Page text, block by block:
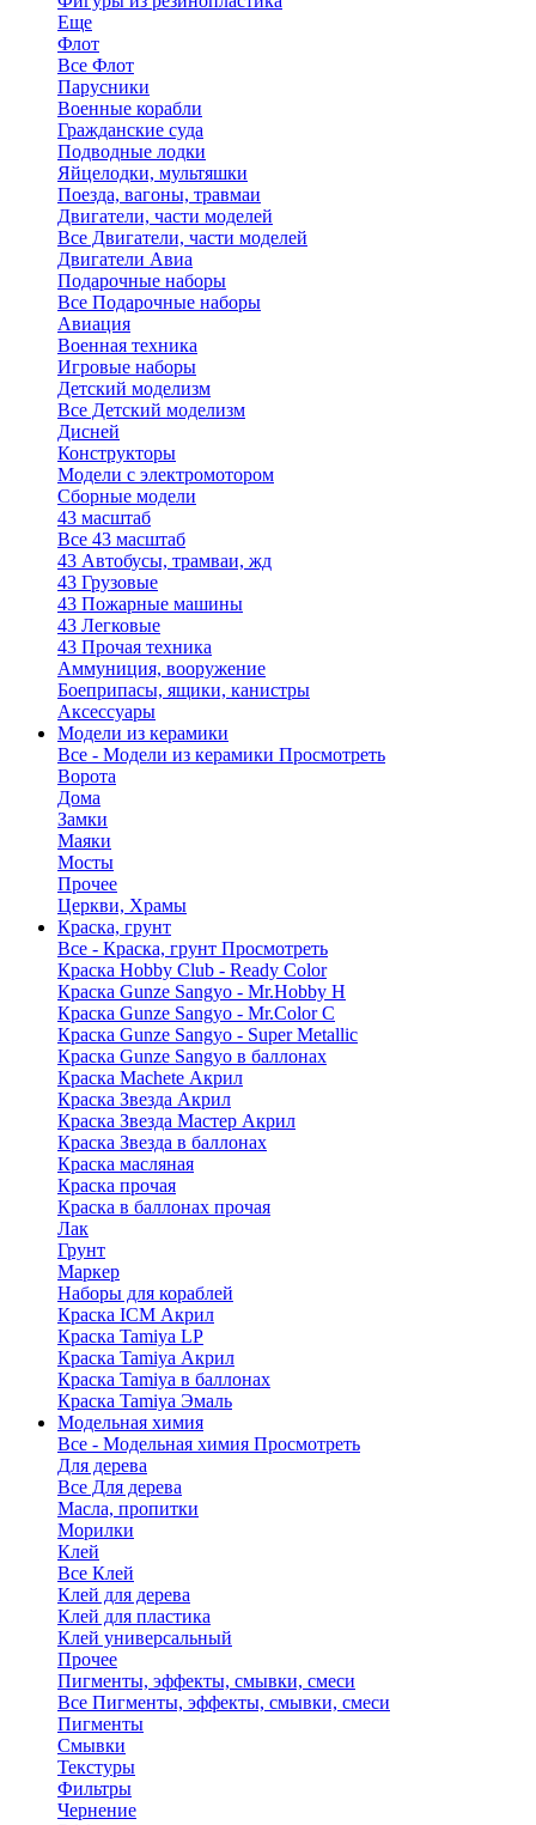
Еще
Флот
Все Флот
Парусники
Военные корабли
Гражданские суда
Подводные лодки
Яйцелодки, мультяшки
Поезда, вагоны, травмаи
Двигатели, части моделей
Все Двигатели, части моделей
Двигатели Авиа
Подарочные наборы
Все Подарочные наборы
Авиация
Военная техника
Игровые наборы
Детский моделизм
Все Детский моделизм
Дисней
Конструкторы
Модели с электромотором
Сборные модели
43 масштаб
Все 43 масштаб
43 Автобусы, трамваи, жд
43 Грузовые
43 Пожарные машины
43 Легковые
43 Прочая техника
Аммуниция, вооружение
Боеприпасы, ящики, канистры
Аксессуары
Модели из керамики
Все - Модели из керамики Просмотреть
Ворота
Дома
Замки
Маяки
Мосты
Прочее
Церкви, Храмы
Краска, грунт
Все - Краска, грунт Просмотреть
Краска Hobby Club - Ready Color
Краска Gunze Sangyo - Mr.Hobby H
Краска Gunze Sangyo - Mr.Color C
Краска Gunze Sangyo - Super Metallic
Краска Gunze Sangyo в баллонах
Краска Machete Акрил
Краска Звезда Акрил
Краска Звезда Мастер Акрил
Краска Звезда в баллонах
Краска масляная
Краска прочая
Краска в баллонах прочая
Лак
Грунт
Маркер
Наборы для кораблей
Краска ICM Акрил
Краска Tamiya LP
Краска Tamiya Акрил
Краска Tamiya в баллонах
Краска Tamiya Эмаль
Модельная химия
Все - Модельная химия Просмотреть
Для дерева
Все Для дерева
Масла, пропитки
Морилки
Клей
Все Клей
Клей для дерева
Клей для пластика
Клей универсальный
Прочее
Пигменты, эффекты, смывки, смеси
Все Пигменты, эффекты, смывки, смеси
Пигменты
Смывки
Текстуры
Фильтры
Чернение